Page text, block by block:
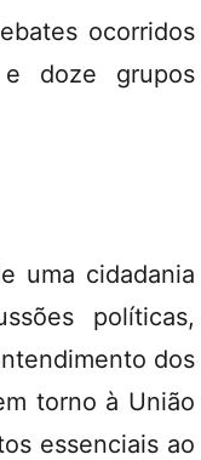
ocorridos
doze grupos
uma cidadania
políticas,
dos
torno à União
essenciais ao